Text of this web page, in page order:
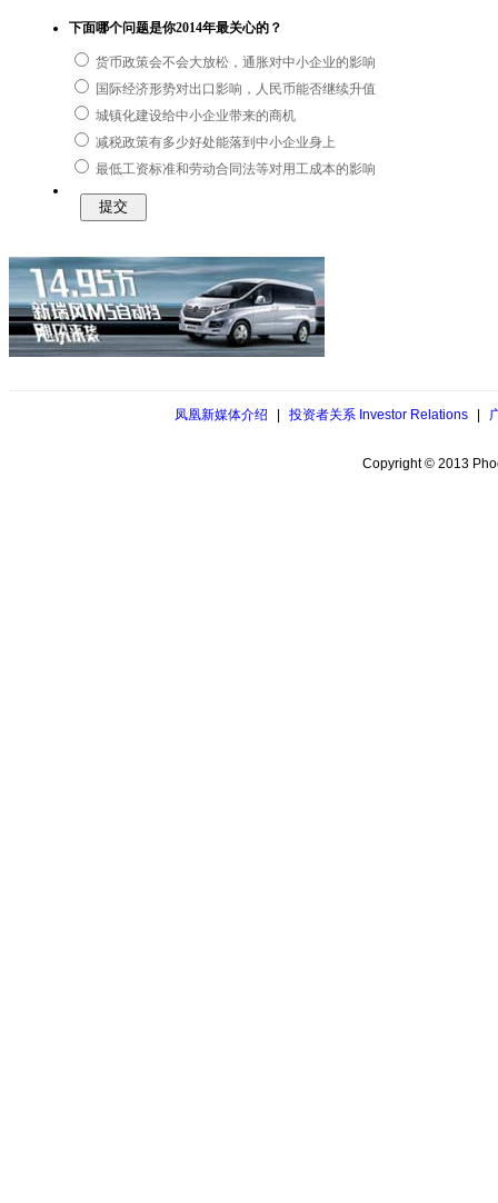
下面哪个问题是你2014年最关心的？
货币政策会不会大放松，通胀对中小企业的影响
国际经济形势对出口影响，人民币能否继续升值
城镇化建设给中小企业带来的商机
减税政策有多少好处能落到中小企业身上
最低工资标准和劳动合同法等对用工成本的影响
凤凰新媒体介绍 | 投资者关系 Investor Relations |
Copyright © 2013